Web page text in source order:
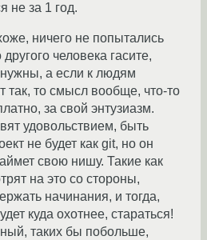
не за 1 год.
ничего не попытались
другого человека гасите,
нужны, а если к людям
так, то смысл вообще, что-то
за свой энтузиазм.
удовольствием, быть
не будет как git, но он
свою нишу. Такие как
на это со стороны,
начинания, и тогда,
куда охотнее, стараться!
таких бы побольше,